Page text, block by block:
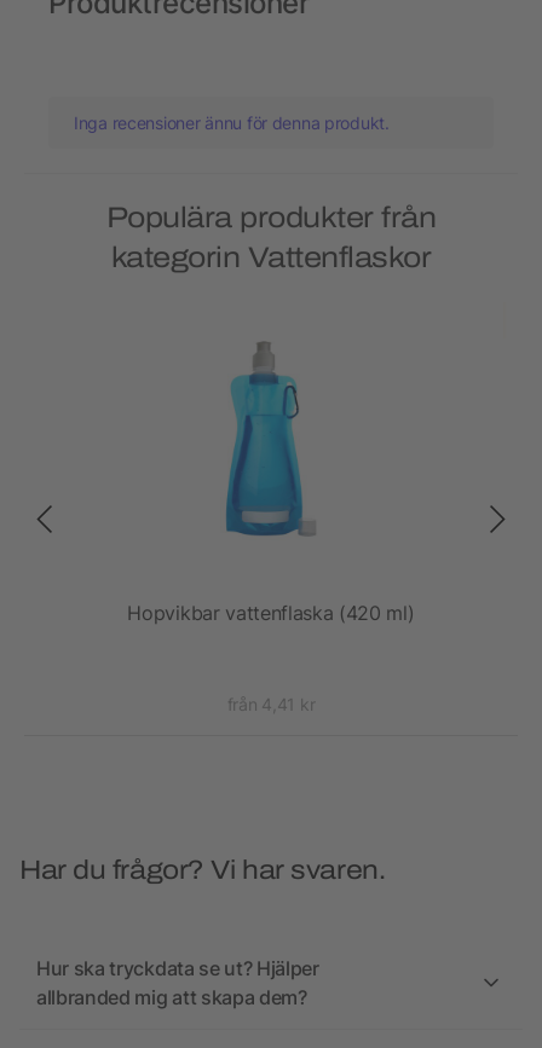
Inga recensioner ännu för denna produkt.
Populära produkter från
kategorin Vattenflaskor
Hopvikbar vattenflaska (420 ml)
från 4,41 kr
Har du frågor? Vi har svaren.
Hur ska tryckdata se ut? Hjälper
allbranded mig att skapa dem?